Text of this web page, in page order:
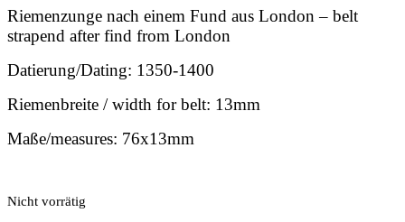
Riemenzunge nach einem Fund aus London – belt
strapend after find from London
Datierung/Dating: 1350-1400
Riemenbreite / width for belt: 13mm
Maße/measures: 76x13mm
Nicht vorrätig